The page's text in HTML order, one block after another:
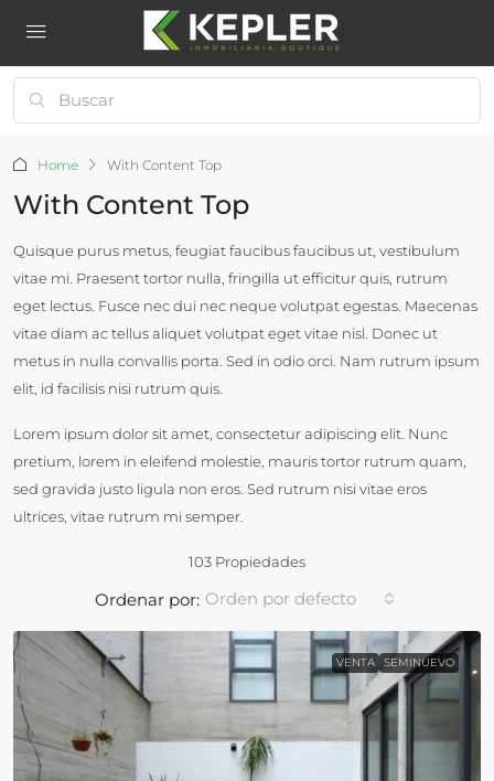
Home With Content Top
With Content Top
Quisque purus metus, feugiat faucibus faucibus ut, vestibulum
vitae mi. Praesent tortor nulla, fringilla ut efficitur quis, rutrum
eget lectus. Fusce nec dui nec neque volutpat egestas. Maecenas
vitae diam ac tellus aliquet volutpat eget vitae nisl. Donec ut
metus in nulla convallis porta. Sed in odio orci. Nam rutrum ipsum
elit, id facilisis nisi rutrum quis.
Lorem ipsum dolor sit amet, consectetur adipiscing elit. Nunc
pretium, lorem in eleifend molestie, mauris tortor rutrum quam,
sed gravida justo ligula non eros. Sed rutrum nisi vitae eros
ultrices, vitae rutrum mi semper.
103 Propiedades
Ordenar por: Orden por defecto
VENTA SEMINUEVO